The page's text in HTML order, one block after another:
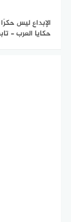
الإبداع ليس
حكايا العرب -